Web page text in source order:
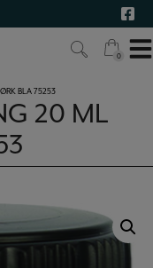
0
0
BLÅ 75253
20 ML